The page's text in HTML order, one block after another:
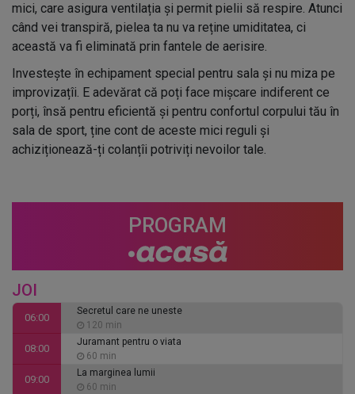
mici, care asigura ventilația și permit pielii să respire. Atunci
când vei transpiră, pielea ta nu va reține umiditatea, ci
această va fi eliminată prin fantele de aerisire.
Investește în echipament special pentru sala și nu miza pe
improvizațîi. E adevărat că poți face mișcare indiferent ce
porți, însă pentru eficientă și pentru confortul corpului tău în
sala de sport, ține cont de aceste mici reguli și
achiziționează-ți colanțîi potriviți nevoilor tale.
PROGRAM
JOI
06:00
Secretul care ne uneste
120 min
08:00
Juramant pentru o viata
60 min
09:00
La marginea lumii
60 min